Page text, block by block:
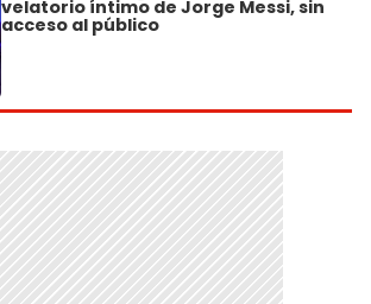
velatorio íntimo de Jorge Messi, sin
acceso al público